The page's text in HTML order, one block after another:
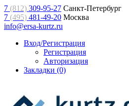
7 (812) 309-95-27 Санкт-Петербург
7 (495) 481-49-20 Москва
info@ersa-kurtz.ru
Вход/Регистрация
Регистрация
Авторизация
Закладки (0)